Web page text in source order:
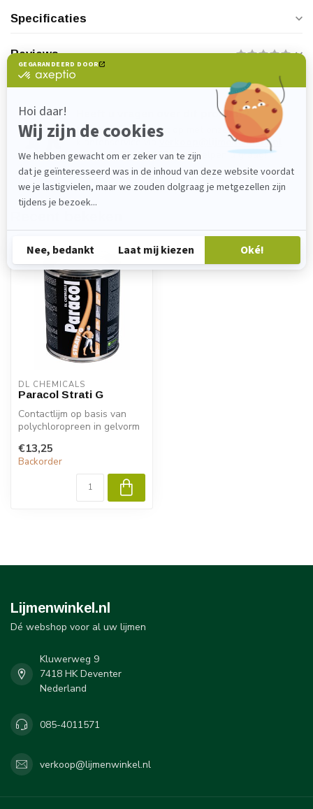
Specificaties
Reviews
Heeft u vragen over dit product?
Neem gerust contact op met onze
verkoop@lijmenwinkel.nl
of+31 (0)85 4011571 . Wij helpen u graag!
DL CHEMICALS
Paracol Strati G
Contactlijm op basis van
polychloropreen in gelvorm
€13,25
Backorder
Lijmenwinkel.nl
Dé webshop voor al uw lijmen
Kluwerweg 9
7418 HK Deventer
Nederland
085-4011571
verkoop@lijmenwinkel.nl